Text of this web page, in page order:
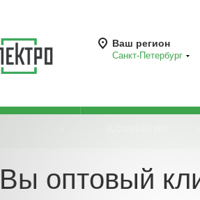
Ваш регион
Санкт-Петербург
оборудование - Контакторы - Магнитный
Вы оптовый